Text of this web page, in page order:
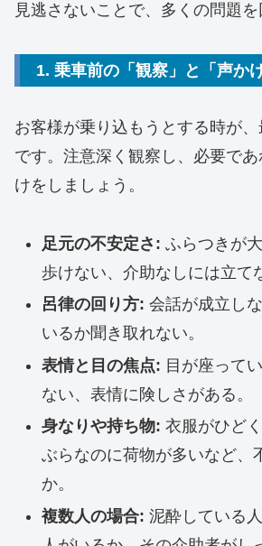
見逃さないことで、多くの問題を
1. 乗車前の「観察」と「声か
お客様が乗り込もうとする時が
です。注意深く観察し、必要で
けをしましょう。
足元の不安定さ: ふらつきが
歩けない、介助なしには立て
呂律の回り方: 会話が成立し
いるか聞き取れない。
表情と目の焦点: 目が座って
ない、表情に険しさがある。
身なりや持ち物: 衣服がひど
ぶらなのに荷物が多いなど、
か。
複数人の場合: 泥酔している